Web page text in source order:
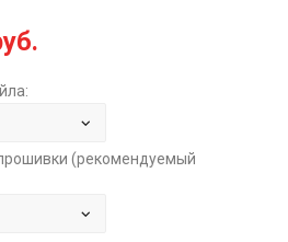
(рекомендуемый